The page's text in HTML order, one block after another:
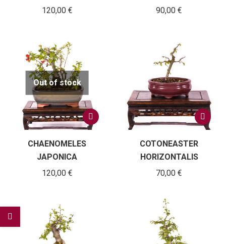
120,00 €
90,00 €
Out of stock
CHAENOMELES
JAPONICA
120,00 €
COTONEASTER
HORIZONTALIS
70,00 €